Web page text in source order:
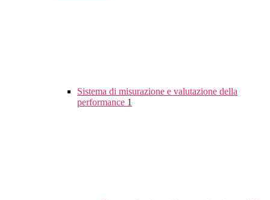
Sistema di misurazione e valutazione della
performance 1